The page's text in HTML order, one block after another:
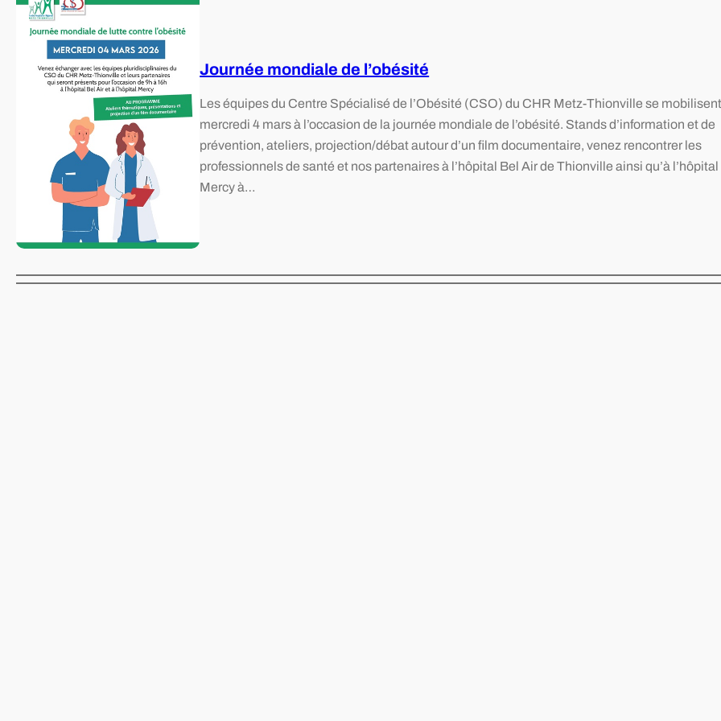
Journée mondiale de l’obésité
Les équipes du Centre Spécialisé de l’Obésité (CSO) du CHR Metz-Thionville se
mercredi 4 mars à l’occasion de la journée mondiale de l’obésité. Stands d’information et de
prévention, ateliers, projection/débat autour d’un film documentaire, venez rencontrer les
professionnels de santé et nos partenaires à l’hôpital Bel Air de Thionville ainsi qu’à l’hôpital
Mercy à…